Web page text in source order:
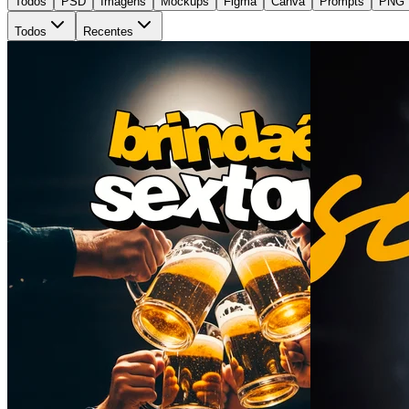
Todos Recentes